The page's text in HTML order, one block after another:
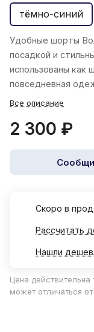
тёмно-синий
Удобные шорты
посадкой и
использованы как
повседневная
Все описание
2 300 ₽
Cкоро в
Рассчитать
Нашли
Цена действительна
может отличаться